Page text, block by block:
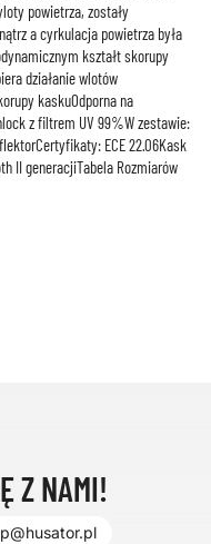
powietrza, zostały
a cyrkulacja powietrza była
kształt skorupy
działanie wlotów
kaskuOdporna na
z filtrem UV 99%W zestawie:
ECE 22.06Kask
II generacjiTabela Rozmiarów
Z NAMI!